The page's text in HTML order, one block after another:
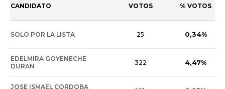
CANDIDATO VOTOS % VOTOS
SOLO POR LA LISTA 25 0,34%
EDELMIRA GOYENECHE
DURAN
322 4,47%
JOSE ISMAEL CORDOBA